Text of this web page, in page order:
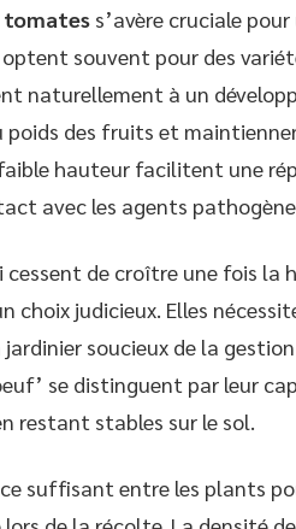
tomates s’avère cruciale
souvent pour des
naturellement à un
poids des fruits et
hauteur facilitent une
avec les agents
cessent de croître une fois la
judicieux. Elles
soucieux de la gestion
se distinguent par leur
restant stables sur le sol.
suffisant entre les plants